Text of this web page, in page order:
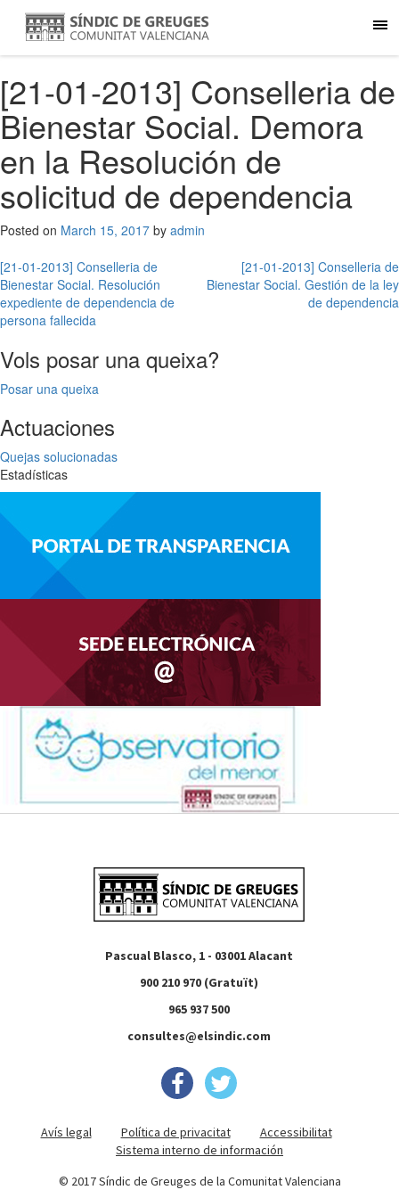
[21-01-2013] Conselleria de
Bienestar Social. Demora
en la Resolución de
solicitud de dependencia
Posted on March 15, 2017 by admin
Post
navigation
[21-01-2013] Conselleria de
Bienestar Social. Resolución
expediente de dependencia de
persona fallecida
[21-01-2013] Conselleria de
Bienestar Social. Gestión de la ley
de dependencia
Vols posar una queixa?
Posar una queixa
Actuaciones
Quejas solucionadas
Estadísticas
Pascual Blasco, 1 - 03001 Alacant
900 210 970 (Gratuït)
965 937 500
consultes@elsindic.com
Avís legal Política de privacitat
Accessibilitat
Sistema interno de información
© 2017 Síndic de Greuges de la Comunitat Valenciana